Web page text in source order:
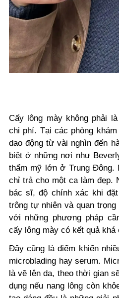
Cấy lông mày không phải
chi phí. Tại các phòng
dao động từ vài nghìn đến
biệt ở những nơi như
thẩm mỹ lớn ở Trung Đông.
chỉ trả cho một ca làm đẹp.
bác sĩ, độ chính xác khi
trông tự nhiên và quan
với những phương pháp
cấy lông mày có kết quả khá
Đây cũng là điểm khiến
microblading hay serum.
là vẽ lên da, theo thời gian
dụng nếu nang lông còn